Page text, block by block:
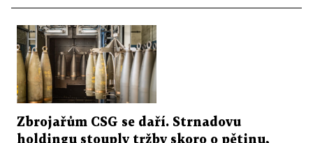
Zbrojařům CSG se daří. Strnadovu
holdingu stouply tržby skoro o pětinu,